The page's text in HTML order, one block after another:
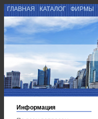
ГЛАВНАЯ КАТАЛОГ ФИРМЫ
Информация